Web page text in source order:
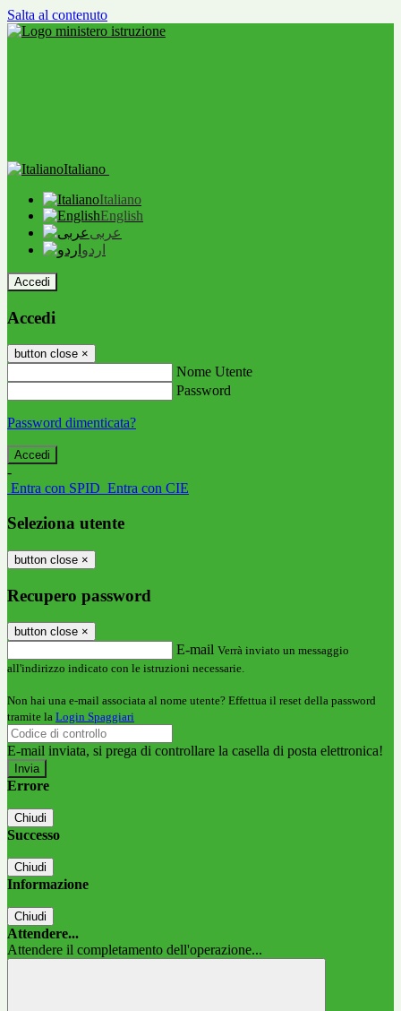
Salta al contenuto
Italiano
Italiano
English
عربى
اردو
Accedi
Accedi
button close ×
Nome Utente
Password
Password dimenticata?
-
Entra con SPID Entra con CIE
Seleziona utente
button close ×
Recupero password
button close ×
E-mail Verrà inviato un messaggio
all'indirizzo indicato con le istruzioni necessarie.
Non hai una e-mail associata al nome utente? Effettua il reset della password
tramite la Login Spaggiari
E-mail inviata, si prega di controllare la casella di posta elettronica!
Errore
Chiudi
Successo
Chiudi
Informazione
Chiudi
Attendere...
Attendere il completamento dell'operazione...